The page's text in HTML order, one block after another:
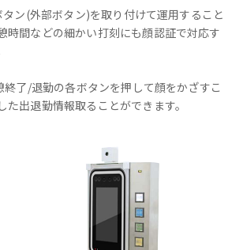
ン(外部ボタン)を取り付けて運用すること
時間などの細かい打刻にも顔認証で対応す
了/退勤の各ボタンを押して顔をかざすこ
た出退勤情報取ることができます。